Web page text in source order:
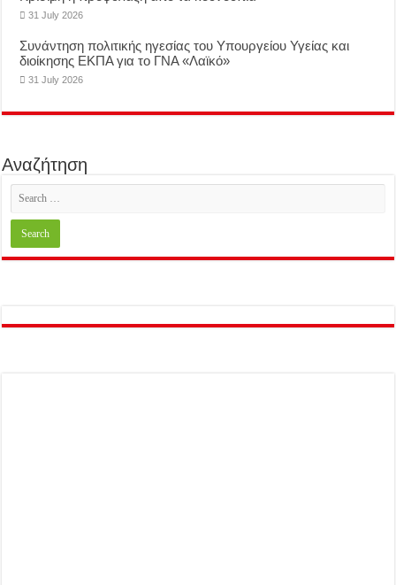
31 July 2026
Συνάντηση πολιτικής ηγεσίας του Υπουργείου Υγείας και
διοίκησης ΕΚΠΑ για το ΓΝΑ «Λαϊκό»
31 July 2026
Αναζήτηση